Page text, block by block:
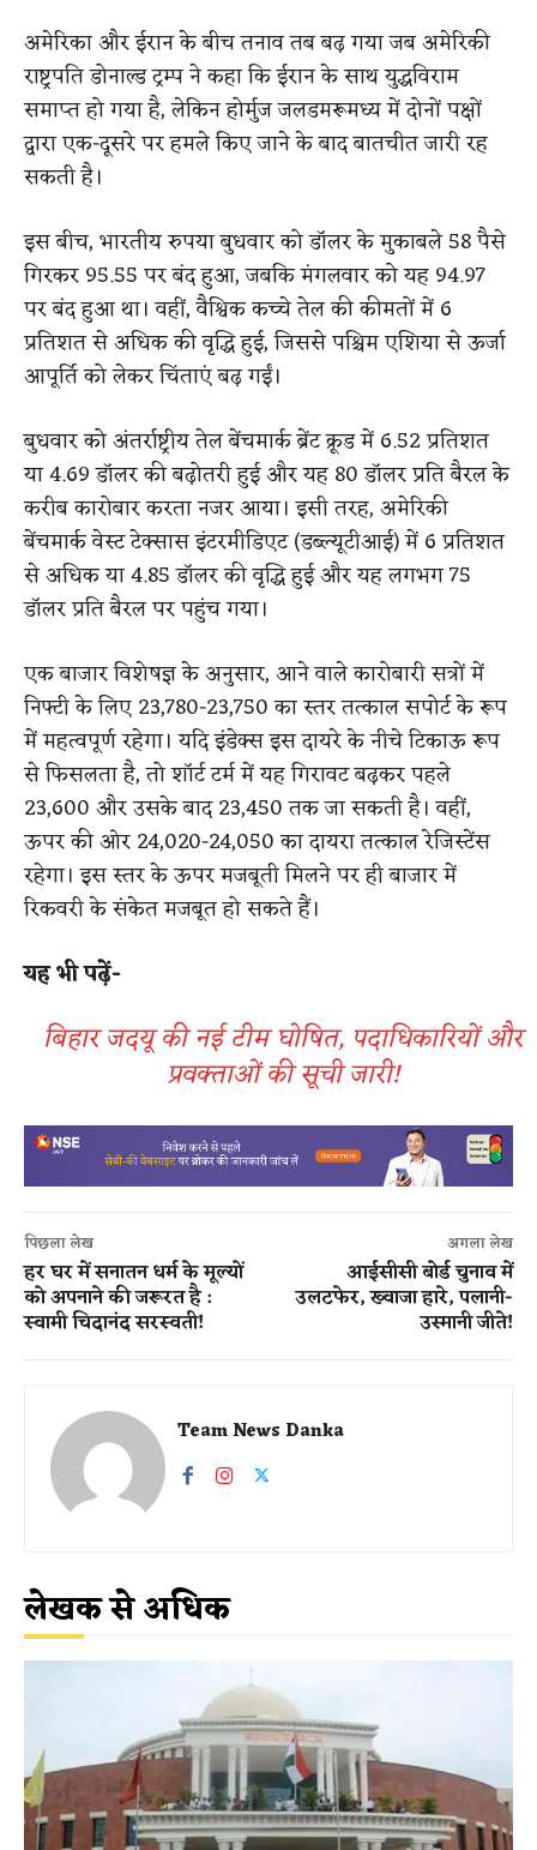
अमेरिका और ईरान के बीच तनाव तब बढ़ गया जब अमेरिकी
राष्ट्रपति डोनाल्ड ट्रम्प ने कहा कि ईरान के साथ युद्धविराम
समाप्त हो गया है, लेकिन होर्मुज जलडमरूमध्य में दोनों पक्षों
द्वारा एक-दूसरे पर हमले किए जाने के बाद बातचीत जारी रह
सकती है।
इस बीच, भारतीय रुपया बुधवार को डॉलर के मुकाबले 58 पैसे
गिरकर 95.55 पर बंद हुआ, जबकि मंगलवार को यह 94.97
पर बंद हुआ था। वहीं, वैश्विक कच्चे तेल की कीमतों में 6
प्रतिशत से अधिक की वृद्धि हुई, जिससे पश्चिम एशिया से ऊर्जा
आपूर्ति को लेकर चिंताएं बढ़ गईं।
बुधवार को अंतर्राष्ट्रीय तेल बेंचमार्क ब्रेंट क्रूड में 6.52 प्रतिशत
या 4.69 डॉलर की बढ़ोतरी हुई और यह 80 डॉलर प्रति बैरल के
करीब कारोबार करता नजर आया। इसी तरह, अमेरिकी
बेंचमार्क वेस्ट टेक्सास इंटरमीडिएट (डब्ल्यूटीआई) में 6 प्रतिशत
से अधिक या 4.85 डॉलर की वृद्धि हुई और यह लगभग 75
डॉलर प्रति बैरल पर पहुंच गया।
एक बाजार विशेषज्ञ के अनुसार, आने वाले कारोबारी सत्रों में
निफ्टी के लिए 23,780-23,750 का स्तर तत्काल सपोर्ट के रूप
में महत्वपूर्ण रहेगा। यदि इंडेक्स इस दायरे के नीचे टिकाऊ रूप
से फिसलता है, तो शॉर्ट टर्म में यह गिरावट बढ़कर पहले
23,600 और उसके बाद 23,450 तक जा सकती है। वहीं,
ऊपर की ओर 24,020-24,050 का दायरा तत्काल रेजिस्टेंस
रहेगा। इस स्तर के ऊपर मजबूती मिलने पर ही बाजार में
रिकवरी के संकेत मजबूत हो सकते हैं।
यह भी पढ़ें-
बिहार जदयू की नई टीम घोषित, पदाधिकारियों और
प्रवक्ताओं की सूची जारी!
पिछला लेख
हर घर में सनातन धर्म के मूल्यों
को अपनाने की जरूरत है :
स्वामी चिदानंद सरस्वती!
अगला लेख
आईसीसी बोर्ड चुनाव में
उलटफेर, ख्वाजा हारे, पलानी-
उस्मानी जीते!
Team News Danka
लेखक से अधिक